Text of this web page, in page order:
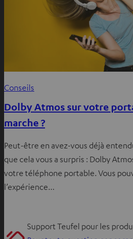
Conseils
Dolby Atmos sur votre
marche ?
Peut-être en avez-vous déjà
que cela vous a surpris : Dolby
votre téléphone portable. Vous
l’expérience…
Support Teufel pour les